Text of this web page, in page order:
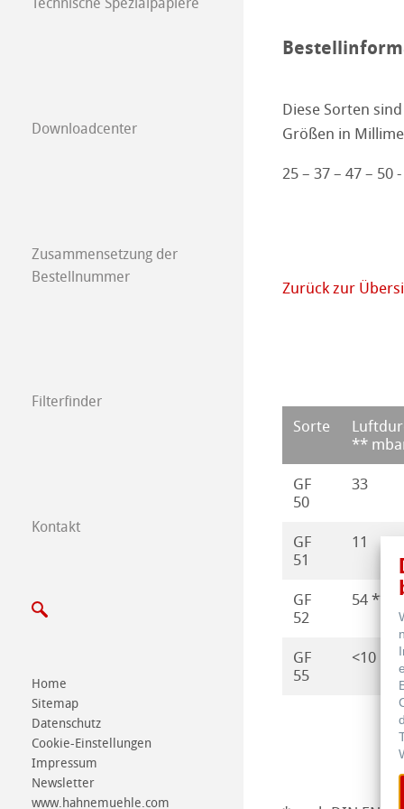
Zucker
Milch und
Fleisch und
Pharmazeutika
Diagnostika
Abgaskontrolle
Unsere
Downloadcenter
Zusammensetzung der
Bestellnummer
Filterfinder
Kontakt
Messen
Home
Sitemap
Datenschutz
Cookie-Einstellungen
Impressum
Newsletter
www.hahnemuehle.com
Diese Sorten
Größen in
25 – 37 – 47 – 50
Zurück zur
Sorte
**
GF
50
33
GF
51
11
GF
52
54 **
GF
55
<10